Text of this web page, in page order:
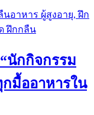
นักกิจกรรม
มื้ออาหารใน